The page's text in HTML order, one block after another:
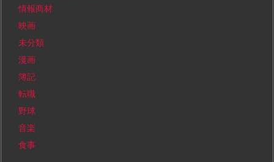
情報商材
映画
未分類
漫画
簿記
転職
野球
音楽
食事